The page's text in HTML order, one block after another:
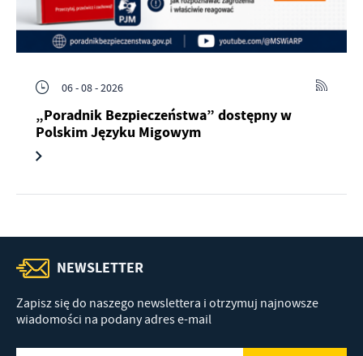
06 - 08 - 2026
„Poradnik Bezpieczeństwa” dostępny w
Polskim Języku Migowym
NEWSLETTER
Zapisz się do naszego newslettera i otrzymuj najnowsze
wiadomości na podany adres e-mail